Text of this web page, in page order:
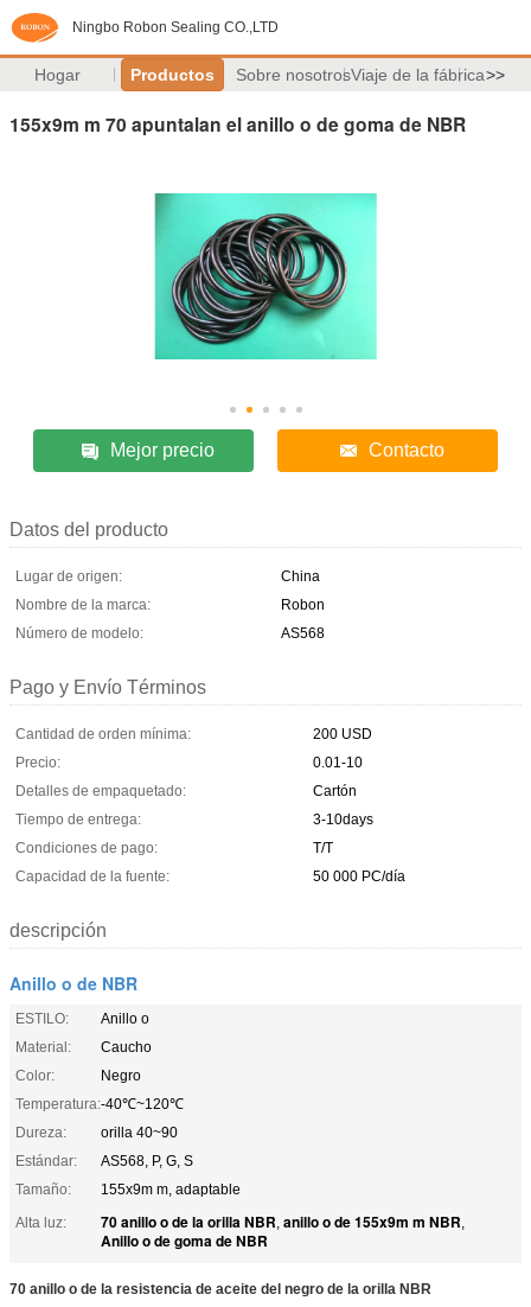
Ningbo Robon Sealing CO.,LTD
Hogar Productos Sobre nosotrosViaje de la fábrica>>
155x9m m 70 apuntalan el anillo o de goma de NBR
Mejor precio Contacto
Datos del producto
Lugar de origen:
China
Nombre de la marca:
Robon
Número de modelo:
AS568
Pago y Envío Términos
Cantidad de orden mínima:
200 USD
Precio:
0.01-10
Detalles de empaquetado:
Cartón
Tiempo de entrega:
3-10days
Condiciones de pago:
T/T
Capacidad de la fuente:
50 000 PC/día
descripción
Anillo o de NBR
ESTILO:
Anillo o
Material:
Caucho
Color:
Negro
Temperatura:-40℃~120℃
Dureza:
orilla 40~90
Estándar:
AS568, P, G, S
Tamaño:
155x9m m, adaptable
Alta luz:
70 anillo o de la orilla NBR, anillo o de 155x9m m NBR,
Anillo o de goma de NBR
70 anillo o de la resistencia de aceite del negro de la orilla NBR